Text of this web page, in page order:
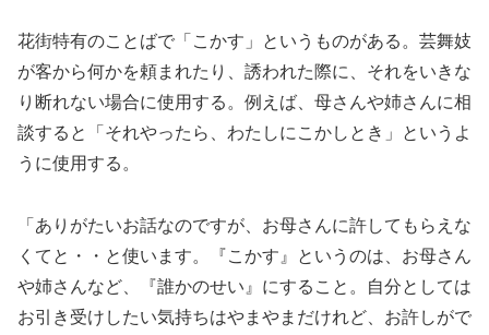
花街特有のことばで「こかす」というものがある。芸舞妓
が客から何かを頼まれたり、誘われた際に、それをいきな
り断れない場合に使用する。例えば、母さんや姉さんに相
談すると「それやったら、わたしにこかしとき」というよ
うに使用する。
「ありがたいお話なのですが、お母さんに許してもらえな
くてと・・と使います。『こかす』というのは、お母さん
や姉さんなど、『誰かのせい』にすること。自分としては
お引き受けしたい気持ちはやまやまだけれど、お許しがで